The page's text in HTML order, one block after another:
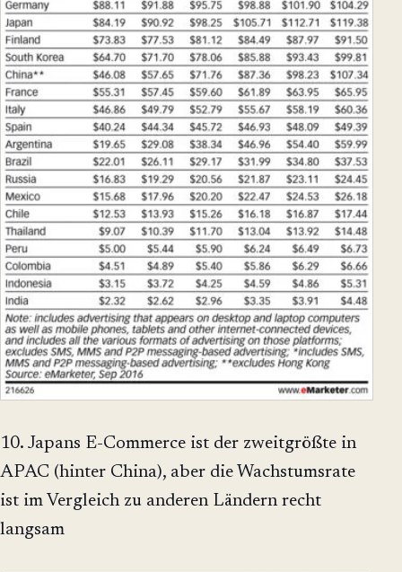
10. Japans E-Commerce ist der zweitgrößte in
APAC (hinter China), aber die Wachstumsrate
ist im Vergleich zu anderen Ländern recht
langsam